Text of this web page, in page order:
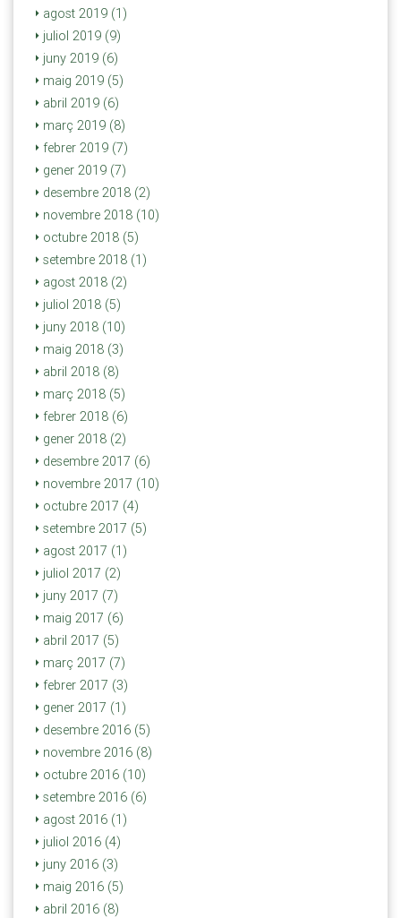
agost 2019 (1)
juliol 2019 (9)
juny 2019 (6)
maig 2019 (5)
abril 2019 (6)
març 2019 (8)
febrer 2019 (7)
gener 2019 (7)
desembre 2018 (2)
novembre 2018 (10)
octubre 2018 (5)
setembre 2018 (1)
agost 2018 (2)
juliol 2018 (5)
juny 2018 (10)
maig 2018 (3)
abril 2018 (8)
març 2018 (5)
febrer 2018 (6)
gener 2018 (2)
desembre 2017 (6)
novembre 2017 (10)
octubre 2017 (4)
setembre 2017 (5)
agost 2017 (1)
juliol 2017 (2)
juny 2017 (7)
maig 2017 (6)
abril 2017 (5)
març 2017 (7)
febrer 2017 (3)
gener 2017 (1)
desembre 2016 (5)
novembre 2016 (8)
octubre 2016 (10)
setembre 2016 (6)
agost 2016 (1)
juliol 2016 (4)
juny 2016 (3)
maig 2016 (5)
abril 2016 (8)